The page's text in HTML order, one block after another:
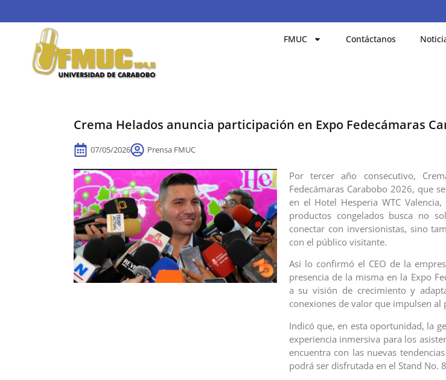
FMUC Contáctanos
Crema Helados anuncia participación en Expo Fedecámaras
07/05/2026 Prensa FMUC
Por tercer año consecutivo,
Fedecámaras Carabobo 2026, que
en el Hotel Hesperia WTC
productos congelados busca no
conectar con inversionistas, sino
con el público visitante.
Así lo confirmó el CEO de la
presencia de la misma en la Expo
a su visión de crecimiento y
conexiones de valor que impulsen al
Indicó que, en esta oportunidad, la
experiencia inmersiva para los
encuentra con las nuevas
podrá ser disfrutada en el Stand No.